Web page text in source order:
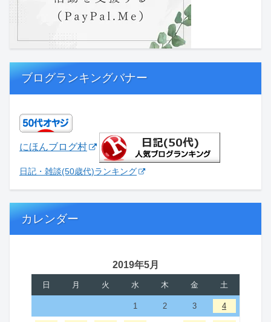
ブログランキングバナー
にほんブログ村
日記・雑談(50歳代)ランキング
カレンダー
2019年5月
日 月 火 水 木 金 土
1 2 3 4